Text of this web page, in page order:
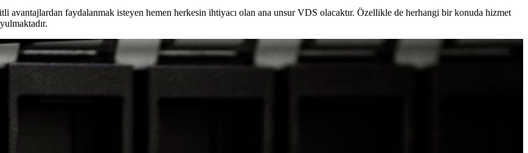
avantajlardan faydalanmak isteyen hemen herkesin ihtiyacı olan ana unsur VDS olacaktır. Özellikle de herhangi bir konuda hizmet